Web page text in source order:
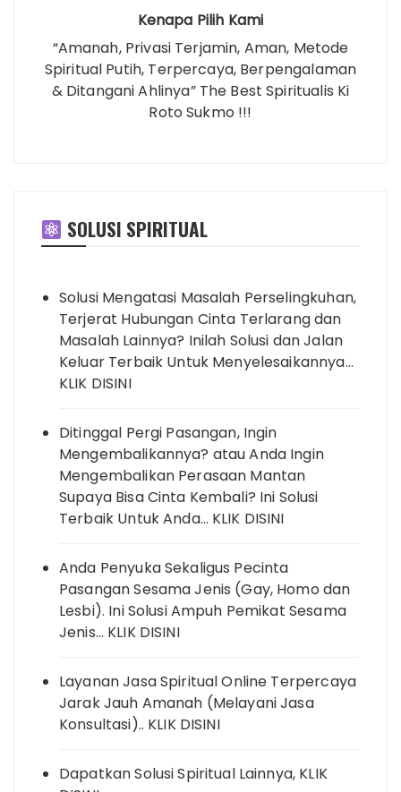
Kenapa Pilih Kami
“Amanah, Privasi Terjamin, Aman, Metode
Spiritual Putih, Terpercaya, Berpengalaman
& Ditangani Ahlinya” The Best Spiritualis Ki
Roto Sukmo !!!
SOLUSI SPIRITUAL
Solusi Mengatasi Masalah Perselingkuhan,
Terjerat Hubungan Cinta Terlarang dan
Masalah Lainnya? Inilah Solusi dan Jalan
Keluar Terbaik Untuk Menyelesaikannya…
KLIK DISINI
Ditinggal Pergi Pasangan, Ingin
Mengembalikannya? atau Anda Ingin
Mengembalikan Perasaan Mantan
Supaya Bisa Cinta Kembali? Ini Solusi
Terbaik Untuk Anda… KLIK DISINI
Anda Penyuka Sekaligus Pecinta
Pasangan Sesama Jenis (Gay, Homo dan
Lesbi). Ini Solusi Ampuh Pemikat Sesama
Jenis… KLIK DISINI
Layanan Jasa Spiritual Online Terpercaya
Jarak Jauh Amanah (Melayani Jasa
Konsultasi).. KLIK DISINI
Dapatkan Solusi Spiritual Lainnya, KLIK